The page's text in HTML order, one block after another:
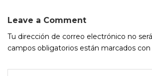
Leave a Comment
Tu dirección de correo electrónico no
campos obligatorios están marcados con